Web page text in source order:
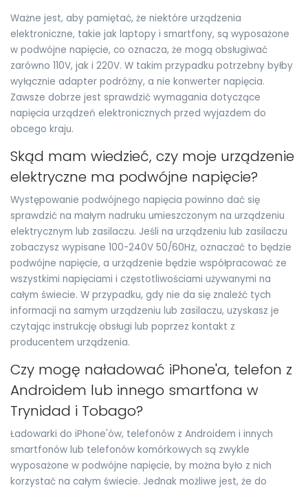
Ważne jest, aby pamiętać, że niektóre urządzenia
elektroniczne, takie jak laptopy i smartfony, są wyposażone
w podwójne napięcie, co oznacza, że mogą obsługiwać
zarówno 110V, jak i 220V. W takim przypadku potrzebny byłby
wyłącznie adapter podróżny, a nie konwerter napięcia.
Zawsze dobrze jest sprawdzić wymagania dotyczące
napięcia urządzeń elektronicznych przed wyjazdem do
obcego kraju.
Skąd mam wiedzieć, czy moje urządzenie
elektryczne ma podwójne napięcie?
Występowanie podwójnego napięcia powinno dać się
sprawdzić na małym nadruku umieszczonym na urządzeniu
elektrycznym lub zasilaczu. Jeśli na urządzeniu lub zasilaczu
zobaczysz wypisane 100-240V 50/60Hz, oznaczać to będzie
podwójne napięcie, a urządzenie będzie współpracować ze
wszystkimi napięciami i częstotliwościami używanymi na
całym świecie. W przypadku, gdy nie da się znaleźć tych
informacji na samym urządzeniu lub zasilaczu, uzyskasz je
czytając instrukcję obsługi lub poprzez kontakt z
producentem urządzenia.
Czy mogę naładować iPhone'a, telefon z
Androidem lub innego smartfona w
Trynidad i Tobago?
Ładowarki do iPhone'ów, telefonów z Androidem i innych
smartfonów lub telefonów komórkowych są zwykle
wyposażone w podwójne napięcie, by można było z nich
korzystać na całym świecie. Jednak możliwe jest, że do